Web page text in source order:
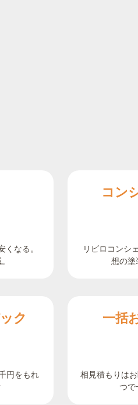
なる。
コン
リビロコンシ
想の塗
ク
円をもれ
一括
相見積もりは
つで